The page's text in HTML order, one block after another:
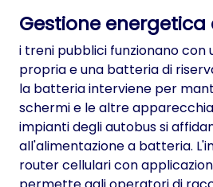
Gestione energetica
i treni pubblici funzionano
propria e una batteria di
la batteria interviene per
schermi e le altre
impianti degli autobus si
all'alimentazione a batteria.
router cellulari con